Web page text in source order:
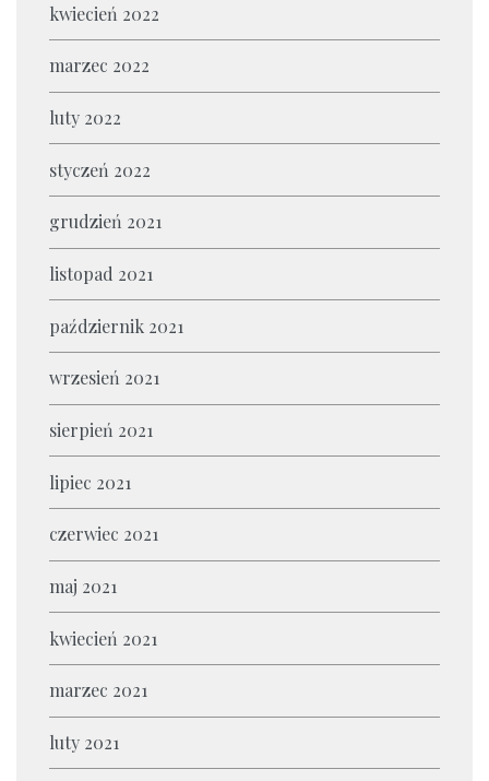
kwiecień 2022
marzec 2022
luty 2022
styczeń 2022
grudzień 2021
listopad 2021
październik 2021
wrzesień 2021
sierpień 2021
lipiec 2021
czerwiec 2021
maj 2021
kwiecień 2021
marzec 2021
luty 2021